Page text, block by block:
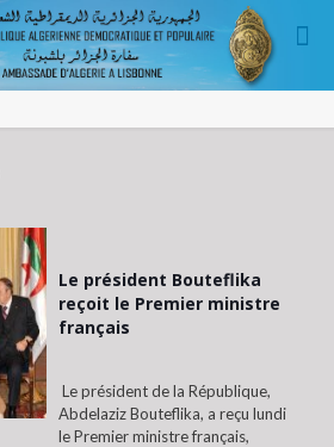
Le président Bouteflika
reçoit le Premier ministre
français
Le président de la République,
Abdelaziz Bouteflika, a reçu lundi
le Premier ministre français,